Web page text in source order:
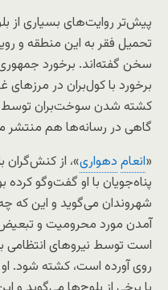
پیش‌تر روایت‌های بسیاری از
تحمیل فقر به این منطقه و
سخن گفته‌اند. برخورد
برخورد با کول‌بران در
کشته شدن سوخت‌بران توسط
گاهی در رسانه‌ها هم منتشر
«انعام دهواری»، از
پناه‌جویان با او گفت‌وگو
شهروندان می‌گوید و این که
آمدن مورد محرومیت و
است توسط نیروهای انتظامی
روی آورده است، کشته شود.